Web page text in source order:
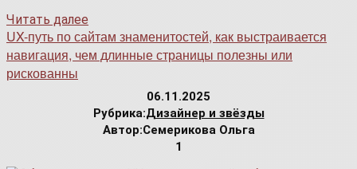
Читать далее
UX-путь по сайтам знаменитостей, как выстраивается
навигация, чем длинные страницы полезны или
рискованны
06.11.2025
Рубрика:Дизайнер и звёзды
Автор:Семерикова Ольга
1